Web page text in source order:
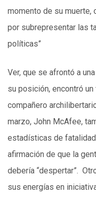
momento de su muerte,
por subrepresentar las
políticas”
Ver, que se afrontó a
su posición, encontró
compañero
marzo, John McAfee,
estadísticas de
afirmación de que la
debería “despertar”.
sus energías en